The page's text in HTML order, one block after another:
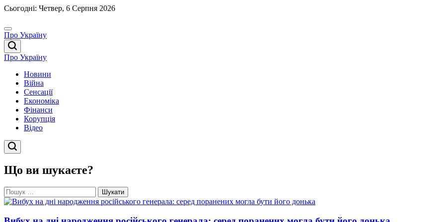
Перейти
вмісту
Сьогодні: Четвер, 6 Серпня 2026
Про Україну
Про Україну
Новини
Війна
Сенсації
Економіка
Фінанси
Корупція
Відео
Що ви шукаєте?
Пошук: